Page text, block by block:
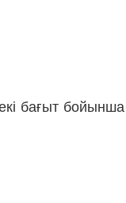
бағыт бойынша